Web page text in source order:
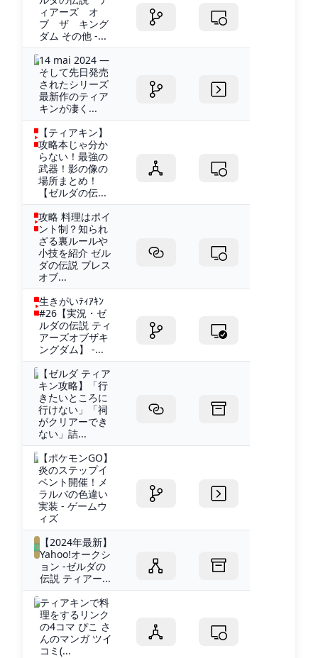
ィアーズ オ
ブ ザ キング
ダム その他 -...
14 mai 2024 —
そして先日発売
されたシリーズ
最新作のティア
キンが凄く...
【ティアキン】
攻略本じゃ分か
らない！最強の
武器！影の像の
場所まとめ！
【ゼルダの伝...
攻略 料理はポイ
ント制？知られ
ざる裏ルールや
小技を紹介 ゼル
ダの伝説 ブレス
オブ...
生きがいﾃｨｱｷﾝ
#26【実況・ゼ
ルダの伝説 ティ
アーズオブザキ
ングダム】 -...
【ゼルダ ティア
キン攻略】「行
きたいところに
行けない」「祠
がクリアーでき
ない」詰...
【ポケモンGO】
炎のステップイ
ベント開催！メ
ラルバの色違い
実装 - ゲームウ
ィズ
【2024年最新】
Yahoo!オークシ
ョン -ゼルダの
伝説 ティアー...
ティアキンで料
理をするリンク
の4コマ ぴこ さ
んのマンガ ツイ
コミ(...